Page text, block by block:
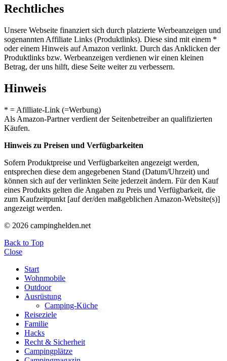
Rechtliches
Unsere Webseite finanziert sich durch platzierte Werbeanzeigen und
sogenannten Affiliate Links (Produktlinks). Diese sind mit einem *
oder einem Hinweis auf Amazon verlinkt. Durch das Anklicken der
Produktlinks bzw. Werbeanzeigen verdienen wir einen kleinen
Betrag, der uns hilft, diese Seite weiter zu verbessern.
Hinweis
* = Afilliate-Link (=Werbung)
Als Amazon-Partner verdient der Seitenbetreiber an qualifizierten
Käufen.
Hinweis zu Preisen und Verfügbarkeiten
Sofern Produktpreise und Verfügbarkeiten angezeigt werden,
entsprechen diese dem angegebenen Stand (Datum/Uhrzeit) und
können sich auf der verlinkten Seite jederzeit ändern. Für den Kauf
eines Produkts gelten die Angaben zu Preis und Verfügbarkeit, die
zum Kaufzeitpunkt [auf der/den maßgeblichen Amazon-Website(s)]
angezeigt werden.
© 2026 campinghelden.net
Back to Top
Close
Start
Wohnmobile
Outdoor
Ausrüstung
Camping-Küche
Reiseziele
Familie
Hacks
Recht & Sicherheit
Campingplätze